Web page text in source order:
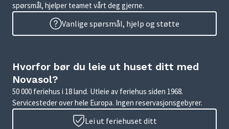
spørsmål, hjelper teamet vårt deg gjerne.
Vanlige spørsmål, hjelp og støtte
Hvorfor bør du leie ut huset ditt med
Novasol?
50 000 feriehus i 18 land. Utleie av feriehus siden 1968.
Servicesteder over hele Europa. Ingen reservasjonsgebyrer.
Lei ut feriehuset ditt